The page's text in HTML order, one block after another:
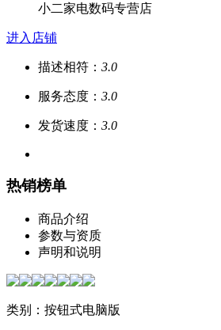
小二家电数码专营店
进入店铺
描述相符： 3.0
服务态度： 3.0
发货速度： 3.0
热销榜单
商品介绍
参数与资质
声明和说明
类别：按钮式电脑版